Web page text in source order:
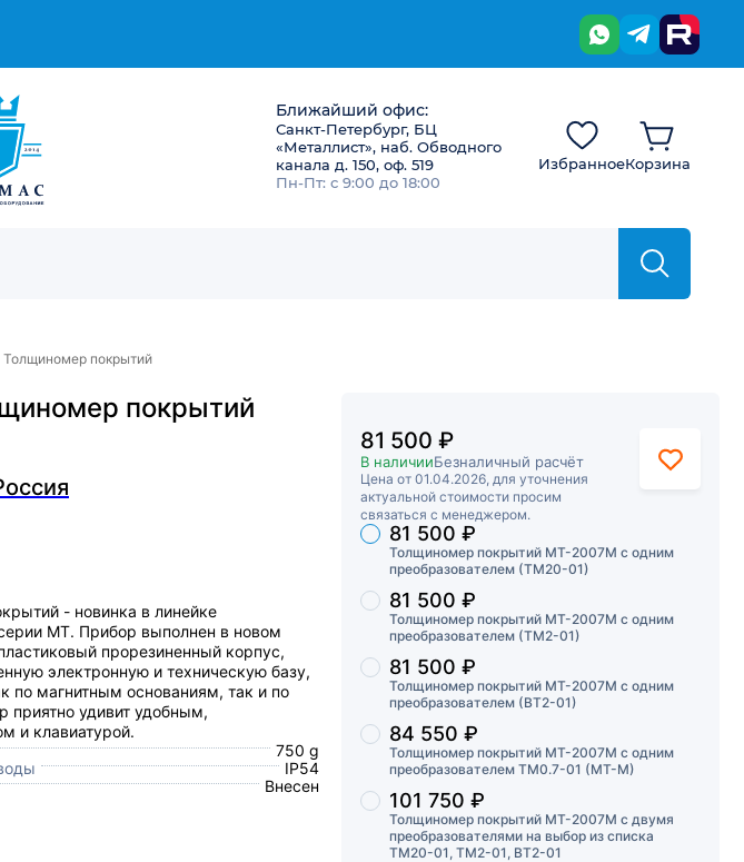
Ближайший офис:
Санкт-Петербург, БЦ
«Металлист», наб. Обводного
канала д. 150, оф. 519
Пн-Пт: с 9:00 до 18:00
ИзбранноеКорзина
покрытий
покрытий
- новинка в линейке
МТ. Прибор выполнен в новом
прорезиненный корпус,
электронную и техническую базу,
по магнитным основаниям, так и по
приятно удивит удобным,
и клавиатурой.
750 g
IP54
Внесен
81 500 ₽
В наличииБезналичный расчёт
Цена от 01.04.2026, для уточнения
актуальной стоимости просим
связаться с менеджером.
Торговые предложения
Толщиномер покрытий МТ-2007М с одним
преобразователем (ТМ20-01)
81 500 ₽
Толщиномер покрытий МТ-2007М с одним
преобразователем (ТМ2-01)
81 500 ₽
Толщиномер покрытий МТ-2007М с одним
преобразователем (ВТ2-01)
81 500 ₽
Толщиномер покрытий МТ-2007М с одним
преобразователем ТМ0.7-01 (МТ-М)
84 550 ₽
Толщиномер покрытий МТ-2007М с двумя
преобразователями на выбор из списка
ТМ20-01, ТМ2-01, ВТ2-01
101 750 ₽